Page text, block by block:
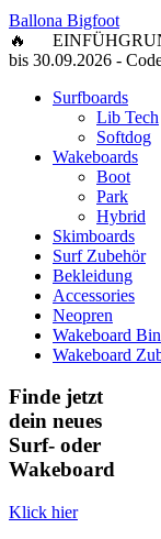
Ballona Bigfoot
🔥
bis 30.09.2026 -
Surfboards
Lib Tech
Softdog
Wakeboards
Boot
Park
Hybrid
Skimboards
Surf Zubehör
Bekleidung
Accessories
Neopren
Wakeboard
Wakeboard
Finde jetzt
dein neues
Surf- oder
Wakeboard
Klick hier